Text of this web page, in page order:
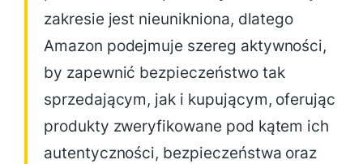
zakresie jest nieunikniona, dlatego
Amazon podejmuje szereg aktywności,
by zapewnić bezpieczeństwo tak
sprzedającym, jak i kupującym, oferując
produkty zweryfikowane pod kątem ich
autentyczności, bezpieczeństwa oraz